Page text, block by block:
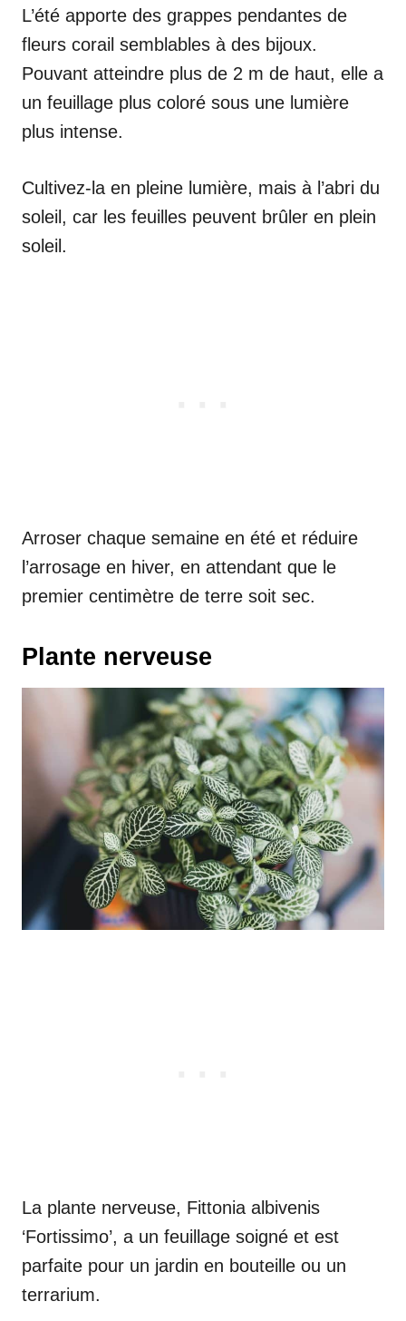
L’été apporte des grappes pendantes de
fleurs corail semblables à des bijoux.
Pouvant atteindre plus de 2 m de haut, elle a
un feuillage plus coloré sous une lumière
plus intense.
Cultivez-la en pleine lumière, mais à l’abri du
soleil, car les feuilles peuvent brûler en plein
soleil.
Arroser chaque semaine en été et réduire
l’arrosage en hiver, en attendant que le
premier centimètre de terre soit sec.
Plante nerveuse
La plante nerveuse, Fittonia albivenis
‘Fortissimo’, a un feuillage soigné et est
parfaite pour un jardin en bouteille ou un
terrarium.